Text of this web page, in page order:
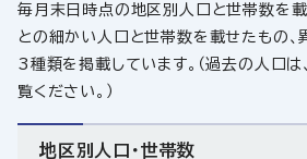
毎月末日時点の地区別人口と世帯数を
との細かい人口と世帯数を載せたもの
3種類を掲載しています。（過去の人口は
覧ください。）
地区別人口・世帯数